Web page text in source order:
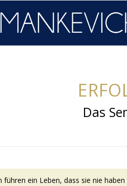
Das
ein Leben, dass sie nie